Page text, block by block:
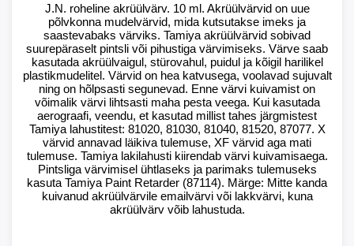
J.N. roheline akrüülvärv. 10 ml. Akrüülvärvid on uue
põlvkonna mudelvärvid, mida kutsutakse imeks ja
saastevabaks värviks. Tamiya akrüülvärvid sobivad
suurepäraselt pintsli või pihustiga värvimiseks. Värve saab
kasutada akrüülvaigul, stürovahul, puidul ja kõigil harilikel
plastikmudelitel. Värvid on hea katvusega, voolavad sujuvalt
ning on hõlpsasti segunevad. Enne värvi kuivamist on
võimalik värvi lihtsasti maha pesta veega. Kui kasutada
aerograafi, veendu, et kasutad millist tahes järgmistest
Tamiya lahustitest: 81020, 81030, 81040, 81520, 87077. X
värvid annavad läikiva tulemuse, XF värvid aga mati
tulemuse. Tamiya lakilahusti kiirendab värvi kuivamisaega.
Pintsliga värvimisel ühtlaseks ja parimaks tulemuseks
kasuta Tamiya Paint Retarder (87114). Märge: Mitte kanda
kuivanud akrüülvärvile emailvärvi või lakkvärvi, kuna
akrüülvärv võib lahustuda.